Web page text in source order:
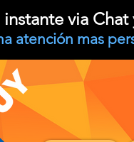
instante via
atención mas